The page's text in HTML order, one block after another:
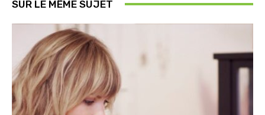
SUR LE MÊME SUJET